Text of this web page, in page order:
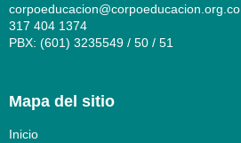
corpoeducacion@corpoeducacion.org.co
317 404 1374
PBX: (601) 3235549 / 50 / 51
Mapa del sitio
Inicio